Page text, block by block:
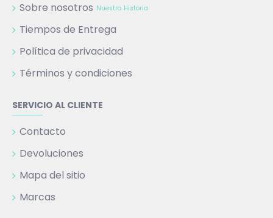
Sobre nosotros Nuestra Historia
Tiempos de Entrega
Política de privacidad
Términos y condiciones
SERVICIO AL CLIENTE
Contacto
Devoluciones
Mapa del sitio
Marcas